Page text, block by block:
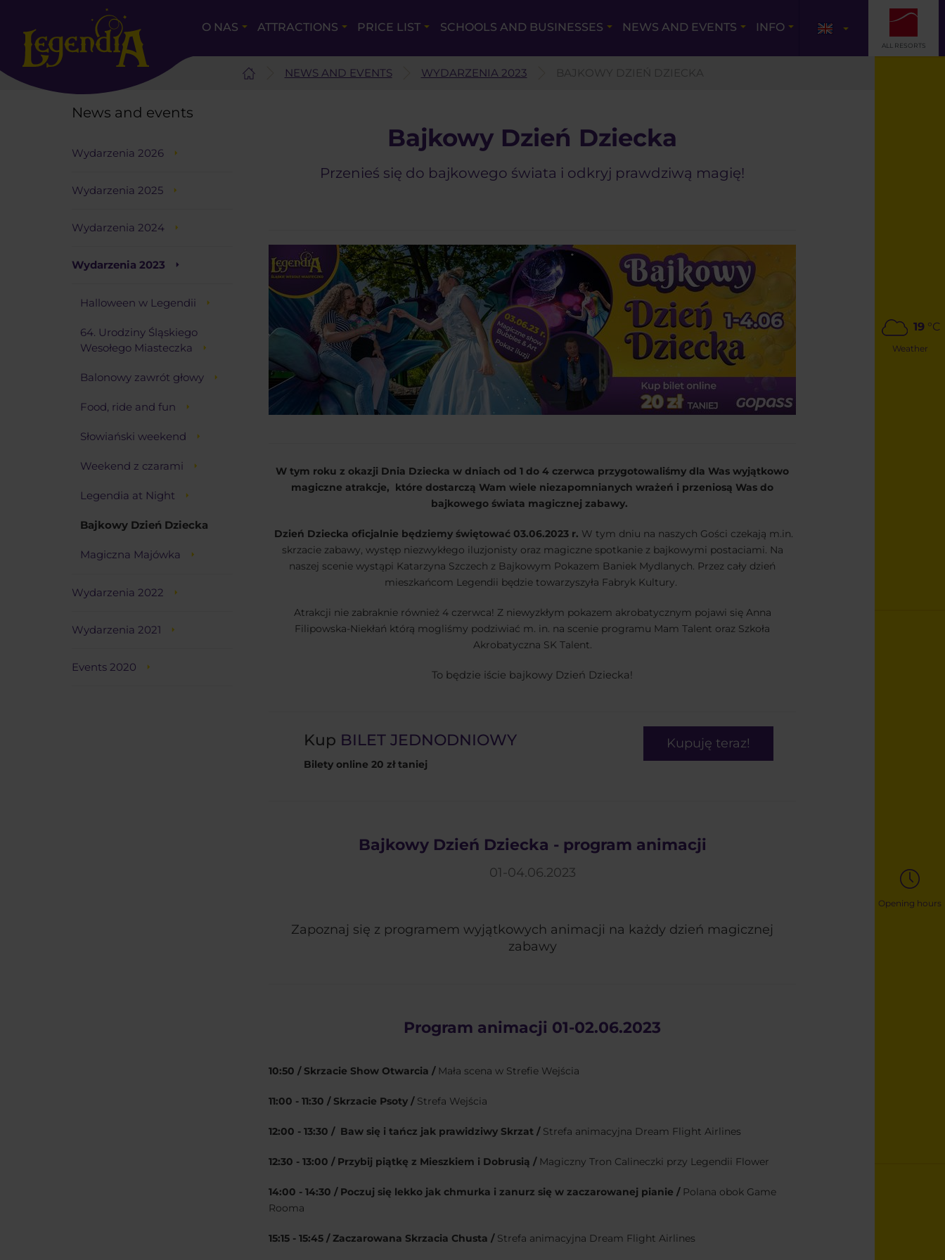
19°C
Weather
Opening hours
O NAS ATTRACTIONS PRICE LIST SCHOOLS AND BUSINESSES NEWS AND EVENTS INFO
ALL RESORTS
NEWS AND EVENTS WYDARZENIA 2023 BAJKOWY DZIEŃ DZIECKA
News and events
Wydarzenia 2026
Wydarzenia 2025
Wydarzenia 2024
Wydarzenia 2023
Halloween w Legendii
64. Urodziny Śląskiego
Wesołego Miasteczka
Balonowy zawrót głowy
Food, ride and fun
Słowiański weekend
Weekend z czarami
Legendia at Night
Bajkowy Dzień Dziecka
Magiczna Majówka
Wydarzenia 2022
Wydarzenia 2021
Events 2020
Bajkowy Dzień Dziecka
Przenieś się do bajkowego świata i odkryj prawdziwą magię!
W tym roku z okazji Dnia Dziecka w dniach od 1 do 4 czerwca przygotowaliśmy dla Was wyjątkowo
magiczne atrakcje, które dostarczą Wam wiele niezapomnianych wrażeń i przeniosą Was do
bajkowego świata magicznej zabawy.
Dzień Dziecka oficjalnie będziemy świętować 03.06.2023 r. W tym dniu na naszych Gości czekają m.in.
skrzacie zabawy, występ niezwykłego iluzjonisty oraz magiczne spotkanie z bajkowymi postaciami. Na
naszej scenie wystąpi Katarzyna Szczech z Bajkowym Pokazem Baniek Mydlanych. Przez cały dzień
mieszkańcom Legendii będzie towarzyszyła Fabryk Kultury.
Atrakcji nie zabraknie również 4 czerwca! Z niewyzkłym pokazem akrobatycznym pojawi się Anna
Filipowska-Niekłań którą mogliśmy podziwiać m. in. na scenie programu Mam Talent oraz Szkoła
Akrobatyczna SK Talent.
To będzie iście bajkowy Dzień Dziecka!
Kup BILET JEDNODNIOWY
Bilety online 20 zł taniej
Kupuję teraz!
Bajkowy Dzień Dziecka - program animacji
01-04.06.2023
Zapoznaj się z programem wyjątkowych animacji na każdy dzień magicznej
zabawy
Program animacji 01-02.06.2023
10:50 / Skrzacie Show Otwarcia / Mała scena w Strefie Wejścia
11:00 - 11:30 / Skrzacie Psoty /Strefa Wejścia
12:00 - 13:30 / Baw się i tańcz jak prawidziwy Skrzat / Strefa animacyjna Dream Flight Airlines
12:30 - 13:00 / Przybij piątkę z Mieszkiem i Dobrusią /Magiczny Tron Calineczki przy Legendii Flower
14:00 - 14:30 / Poczuj się lekko jak chmurka i zanurz się w zaczarowanej pianie / Polana obok Game
Rooma
15:15 - 15:45 / Zaczarowana Skrzacia Chusta /Strefa animacyjna Dream Flight Airlines